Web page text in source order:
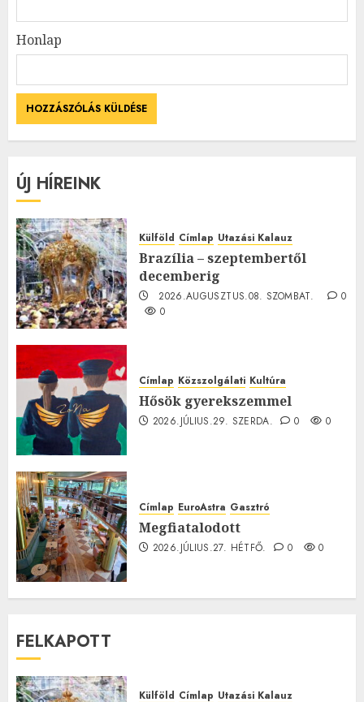
Honlap
ÚJ HÍREINK
Külföld Címlap Utazási Kalauz
Brazília – szeptembertől
decemberig
2026.AUGUSZTUS.08. SZOMBAT.
0
0
Címlap Közszolgálati Kultúra
Hősök gyerekszemmel
2026.JÚLIUS.29. SZERDA. 0 0
Címlap EuroAstra Gasztró
Megfiatalodott
2026.JÚLIUS.27. HÉTFŐ. 0 0
FELKAPOTT
Külföld Címlap Utazási Kalauz